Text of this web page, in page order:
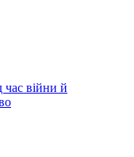
час війни й